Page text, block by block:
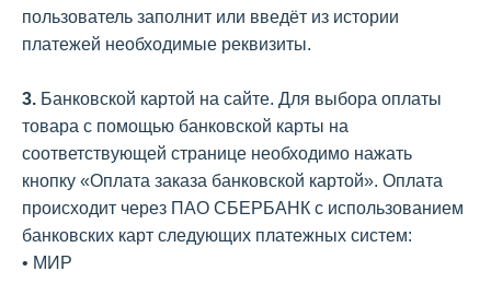
пользователь заполнит или введёт из истории
платежей необходимые реквизиты.
3. Банковской картой на сайте. Для выбора оплаты
товара с помощью банковской карты на
соответствующей странице необходимо нажать
кнопку «Оплата заказа банковской картой». Оплата
происходит через ПАО СБЕРБАНК с использованием
банковских карт следующих платежных систем:
• МИР